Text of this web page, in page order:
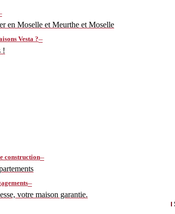
en Moselle et Meurthe et Moselle
Vesta ?–
!
construction–
–
votre maison garantie.